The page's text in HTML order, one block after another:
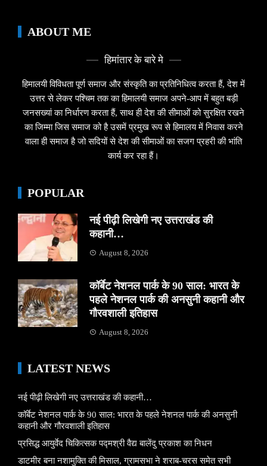
ABOUT ME
हिमांतार के बारे मे
हिमालयी विविधता पूर्ण समाज और संस्कृति का प्रतिनिधित्व करता हैं, देश में
उत्तर से लेकर पश्चिम तक का हिमालयी समाज अपने-आप में बहुत बड़ी
जनसख्यां का निर्धारण करता हैं, साथ ही देश की सीमाओं को सुरक्षित रखने
का जिम्मा जिस समाज को है उसमें प्रमुख रूप से हिमालय में निवास करने
वाला ही समाज है जो सदियों से देश की सीमाओं का सजग प्रहरी की भांति
कार्य कर रहा हैं।
POPULAR
नई पीढ़ी लिखेगी नए उत्तराखंड की
कहानी…
August 8, 2026
कॉर्बेट नेशनल पार्क के 90 साल: भारत के
पहले नेशनल पार्क की अनसुनी कहानी और
गौरवशाली इतिहास
August 8, 2026
LATEST NEWS
नई पीढ़ी लिखेगी नए उत्तराखंड की कहानी…
कॉर्बेट नेशनल पार्क के 90 साल: भारत के पहले नेशनल पार्क की अनसुनी
कहानी और गौरवशाली इतिहास
प्रसिद्ध आयुर्वेद चिकित्सक पद्मश्री वैद्य बालेंदु प्रकाश का निधन
डाटमीर बना नशामुक्ति की मिसाल, ग्रामसभा ने शराब-चरस समेत सभी